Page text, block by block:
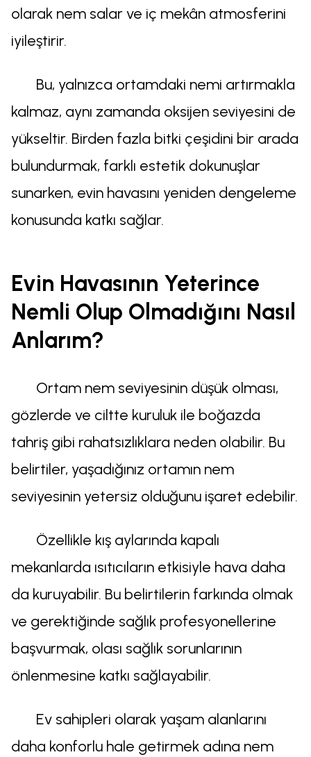
olarak nem salar ve iç mekân atmosferini
iyileştirir.
Bu, yalnızca ortamdaki nemi artırmakla
kalmaz, aynı zamanda oksijen seviyesini de
yükseltir. Birden fazla bitki çeşidini bir arada
bulundurmak, farklı estetik dokunuşlar
sunarken, evin havasını yeniden dengeleme
konusunda katkı sağlar.
Evin Havasının Yeterince
Nemli Olup Olmadığını Nasıl
Anlarım?
Ortam nem seviyesinin düşük olması,
gözlerde ve ciltte kuruluk ile boğazda
tahriş gibi rahatsızlıklara neden olabilir. Bu
belirtiler, yaşadığınız ortamın nem
seviyesinin yetersiz olduğunu işaret edebilir.
Özellikle kış aylarında kapalı
mekanlarda ısıtıcıların etkisiyle hava daha
da kuruyabilir. Bu belirtilerin farkında olmak
ve gerektiğinde sağlık profesyonellerine
başvurmak, olası sağlık sorunlarının
önlenmesine katkı sağlayabilir.
Ev sahipleri olarak yaşam alanlarını
daha konforlu hale getirmek adına nem